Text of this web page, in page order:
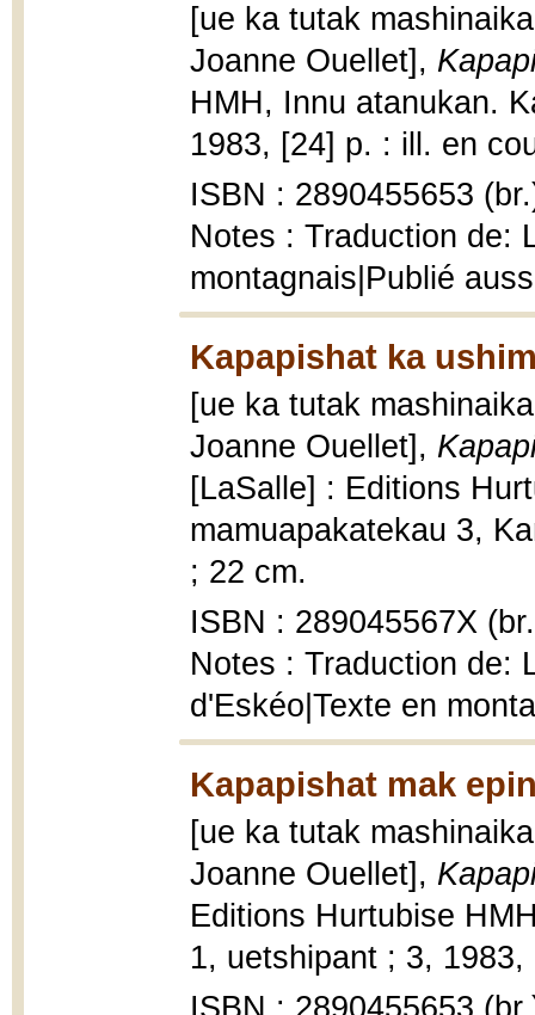
[ue ka tutak
Joanne Ouellet],
HMH, Innu atanukan.
1983, [24] p. : ill. en
ISBN : 2890455653
Notes : Traduction de:
montagnais|Publié
Kapapishat ka
[ue ka tutak
Joanne Ouellet],
[LaSalle] : Editions
mamuapakatekau 3,
; 22 cm.
ISBN : 289045567X
Notes : Traduction de:
d'Eskéo|Texte en
Kapapishat mak
[ue ka tutak
Joanne Ouellet],
Editions Hurtubise
1, uetshipant ; 3,
ISBN : 2890455653